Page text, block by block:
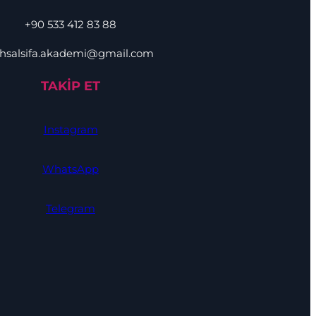
+90 533 412 83 88
TAKİP ET
Instagram
WhatsApp
Telegram